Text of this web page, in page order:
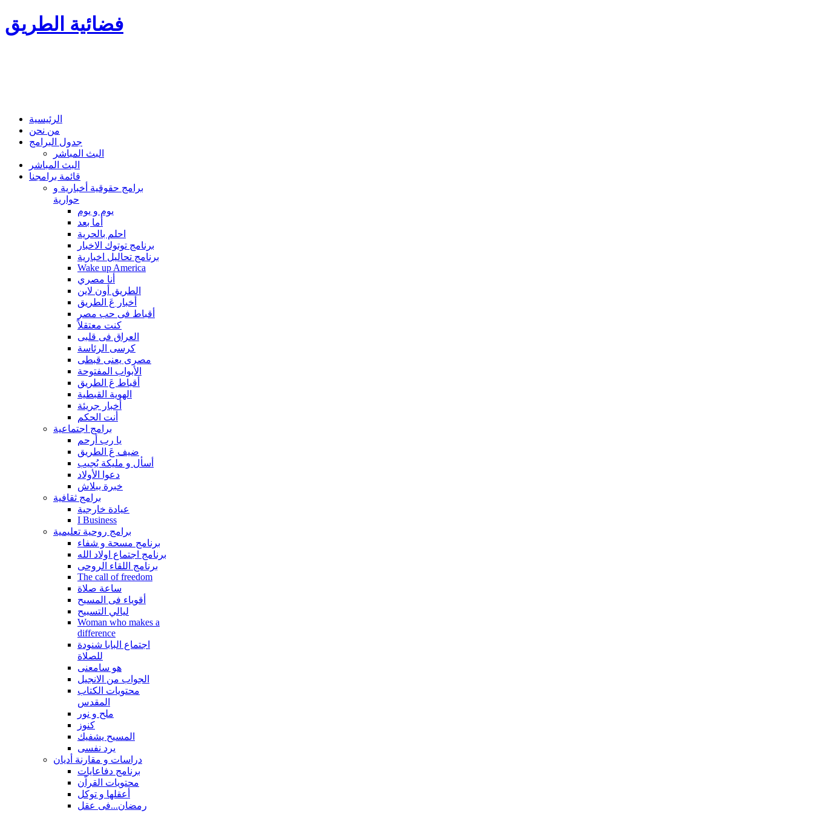
فضائية الطريق
الرئيسية
من نحن
جدول البرامج
البث المباشر
البث المباشر
قائمة برامجنا
برامج حقوقية أخبارية و
حوارية
يوم و يوم
أما بعد
احلم بالحرية
برنامج توتوك الاخبار
برنامج تحاليل اخبارية
Wake up America
أنا مصري
الطريق أون لاين
أخبار عَ الطريق
أقباط فى حب مصر
كنت معتقلاً
العراق فى قلبى
كرسى الرئاسة
مصرى يعنى قبطى
الأبواب المفتوحة
أقباط عَ الطريق
الهوية القبطية
أخبار جريئة
أنت الحكم
برامج اجتماعية
يا رب أرحم
ضيف عَ الطريق
أسأل و مليكة يُجيب
دعوا الأولاد
خبرة ببلاش
برامج ثقافية
عيادة خارجية
I Business
برامج روحية تعليمية
برنامج مسحة و شفاء
برنامج اجتماع اولاد الله
برنامج اللقاء الروحى
The call of freedom
ساعة صلاة
أقوياء فى المسيح
ليالي التسبيح
Woman who makes a
difference
اجتماع البابا شنودة
للصلاة
هو سامعنى
الجواب من الانجيل
محتويات الكتاب
المقدس
ملح و نور
كنوز
المسيح يشفيك
يرد نفسى
دراسات و مقارنة أديان
برنامج دفاعايات
محتويات القراّن
أعقلها و توكل
رمضان...فى عقل